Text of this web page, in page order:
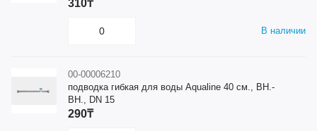
В наличии
310₸
00-00006210
подводка гибкая для воды Aqualine 40 см., ВН.-
ВН., DN 15
290₸